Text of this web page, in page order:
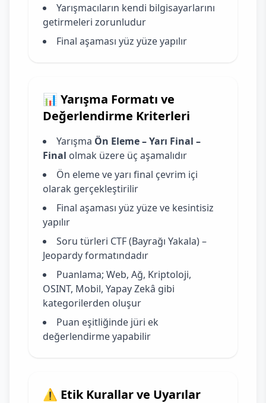
Yarışmacıların kendi bilgisayarlarını
getirmeleri zorunludur
Final aşaması yüz yüze yapılır
📊 Yarışma Formatı ve
Değerlendirme Kriterleri
Yarışma Ön Eleme – Yarı Final –
Final olmak üzere üç aşamalıdır
Ön eleme ve yarı final çevrim içi
olarak gerçekleştirilir
Final aşaması yüz yüze ve kesintisiz
yapılır
Soru türleri CTF (Bayrağı Yakala) –
Jeopardy formatındadır
Puanlama; Web, Ağ, Kriptoloji,
OSINT, Mobil, Yapay Zekâ gibi
kategorilerden oluşur
Puan eşitliğinde jüri ek
değerlendirme yapabilir
⚠️ Etik Kurallar ve Uyarılar